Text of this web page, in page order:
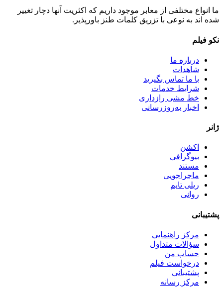
ما انواع مختلفی از معابر موجود داریم که اکثریت آنها دچار تغییر
شده اند به نوعی با تزریق کلمات طنز باورپذیر.
نکو فیلم
درباره ما
شاهدات
با ما تماس بگیرید
شرایط خدمات
خط مشی رازداری
اخبار به‌روزرسانی
ژانر
اکشن
بیوگرافی
مستند
ماجراجویی
ریلی تایم
روانی
پشتیبانی
مرکز راهنمایی
سؤالات متداول
حساب من
درخواست فیلم
پشتیبانی
مرکز رسانه